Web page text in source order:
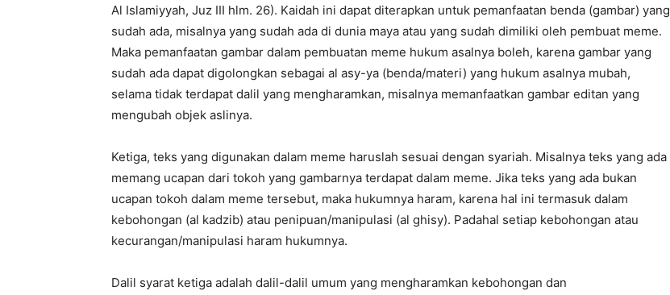
Al Islamiyyah, Juz III hlm. 26). Kaidah ini dapat diterapkan untuk pemanfaatan benda (gambar) yang
sudah ada, misalnya yang sudah ada di dunia maya atau yang sudah dimiliki oleh pembuat meme.
Maka pemanfaatan gambar dalam pembuatan meme hukum asalnya boleh, karena gambar yang
sudah ada dapat digolongkan sebagai al asy-ya (benda/materi) yang hukum asalnya mubah,
selama tidak terdapat dalil yang mengharamkan, misalnya memanfaatkan gambar editan yang
mengubah objek aslinya.
Ketiga, teks yang digunakan dalam meme haruslah sesuai dengan syariah. Misalnya teks yang ada
memang ucapan dari tokoh yang gambarnya terdapat dalam meme. Jika teks yang ada bukan
ucapan tokoh dalam meme tersebut, maka hukumnya haram, karena hal ini termasuk dalam
kebohongan (al kadzib) atau penipuan/manipulasi (al ghisy). Padahal setiap kebohongan atau
kecurangan/manipulasi haram hukumnya.
Dalil syarat ketiga adalah dalil-dalil umum yang mengharamkan kebohongan dan